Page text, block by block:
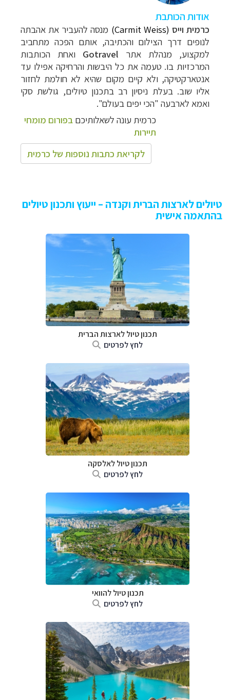
אודות הכותבת
כרמית וייס (Carmit Weiss)
מנסה להעביר את אהבתה
לנופים דרך הצילום והכתיבה, אותם הפכה מתחביב
למקצוע, מנהלת אתר Gotravel
ואחת הכותבות
המרכזיות בו. טעמה את כל היבשות והרחיקה אפילו עד
אנטארקטיקה, ולא קיים מקום שהיא לא חולמת לחזור
אליו שוב. בעלת ניסיון רב בתכנון טיולים, גולשת סקי
ואמא לארבעה "הכי יפים בעולם".
כרמית עונה לשאלותיכם בפורום מומחי
תיירות
לקריאת כתבות נוספות של כרמית
טיולים לארצות הברית וקנדה – ייעוץ ותכנון טיולים
בהתאמה אישית
תכנון טיול לארצות הברית
לחץ לפרטים
תכנון טיול לאלסקה
לחץ לפרטים
תכנון טיול להוואי
לחץ לפרטים